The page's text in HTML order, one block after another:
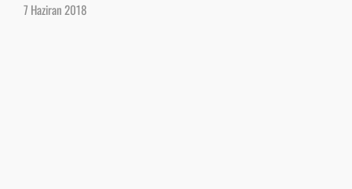
7 Haziran 2018